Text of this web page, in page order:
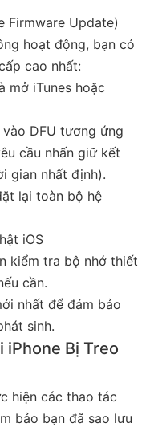
Firmware Update)
hoạt động, bạn có
cao nhất:
mở iTunes hoặc
DFU tương ứng
cầu nhấn giữ kết
gian nhất định).
lại toàn bộ hệ
iOS
kiểm tra bộ nhớ thiết
cần.
nhất để đảm bảo
sinh.
iPhone Bị Treo
hiện các thao tác
bảo bạn đã sao lưu